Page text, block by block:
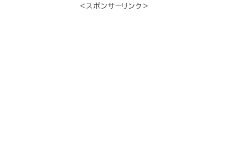
＜スポンサーリンク＞